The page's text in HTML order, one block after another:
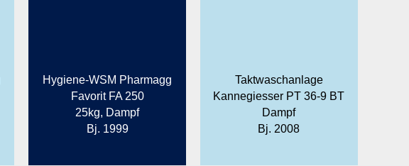
Hygiene-WSM Pharmagg
Favorit FA 250
25kg, Dampf
Bj. 1999
Taktwaschanlage
Kannegiesser PT 36-9 BT
Dampf
Bj. 2008